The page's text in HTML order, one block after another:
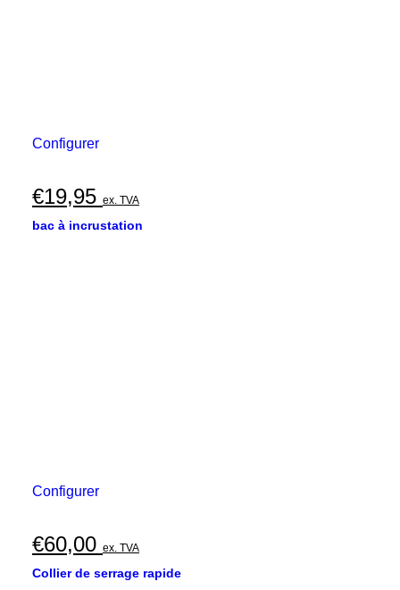
Configurer
€19,95 ex. TVA
bac à incrustation
Configurer
€60,00 ex. TVA
Collier de serrage rapide